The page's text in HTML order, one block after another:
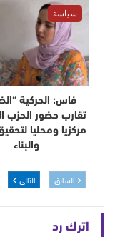
سياسة
فاس: الحركية
تقارب حضور الحزب
مركزيا ومحليا
والبناء
السابق التالي
اترك رد